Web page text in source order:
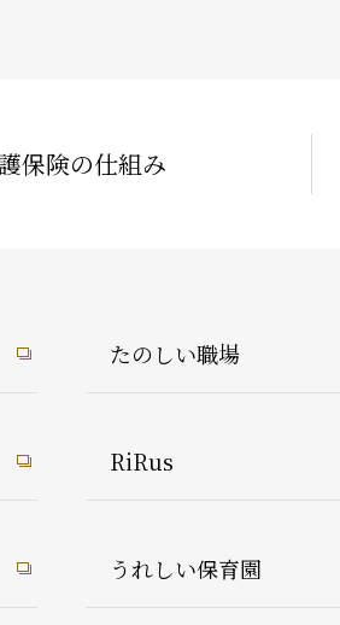
保険の仕組み
たのしい職場
RiRus
うれしい保育園